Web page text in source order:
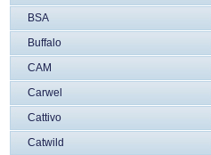
BSA
Buffalo
CAM
Carwel
Cattivo
Catwild